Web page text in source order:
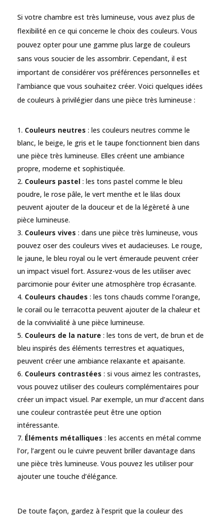
Si votre chambre est très lumineuse, vous avez plus de
flexibilité en ce qui concerne le choix des couleurs. Vous
pouvez opter pour une gamme plus large de couleurs
sans vous soucier de les assombrir. Cependant, il est
important de considérer vos préférences personnelles et
l’ambiance que vous souhaitez créer. Voici quelques idées
de couleurs à privilégier dans une pièce très lumineuse :
Couleurs neutres : les couleurs neutres comme le
blanc, le beige, le gris et le taupe fonctionnent bien dans
une pièce très lumineuse. Elles créent une ambiance
propre, moderne et sophistiquée.
Couleurs pastel: les tons pastel comme le bleu
poudre, le rose pâle, le vert menthe et le lilas doux
peuvent ajouter de la douceur et de la légèreté à une
pièce lumineuse.
Couleurs vives : dans une pièce très lumineuse, vous
pouvez oser des couleurs vives et audacieuses. Le rouge,
le jaune, le bleu royal ou le vert émeraude peuvent créer
un impact visuel fort. Assurez-vous de les utiliser avec
parcimonie pour éviter une atmosphère trop écrasante.
Couleurs chaudes : les tons chauds comme l’orange,
le corail ou le terracotta peuvent ajouter de la chaleur et
de la convivialité à une pièce lumineuse.
Couleurs de la nature : les tons de vert, de brun et de
bleu inspirés des éléments terrestres et aquatiques,
peuvent créer une ambiance relaxante et apaisante.
Couleurs contrastées : si vous aimez les contrastes,
vous pouvez utiliser des couleurs complémentaires pour
créer un impact visuel. Par exemple, un mur d’accent dans
une couleur contrastée peut être une option
intéressante.
Éléments métalliques : les accents en métal comme
l’or, l’argent ou le cuivre peuvent briller davantage dans
une pièce très lumineuse. Vous pouvez les utiliser pour
ajouter une touche d’élégance.
De toute façon, gardez à l’esprit que la couleur des